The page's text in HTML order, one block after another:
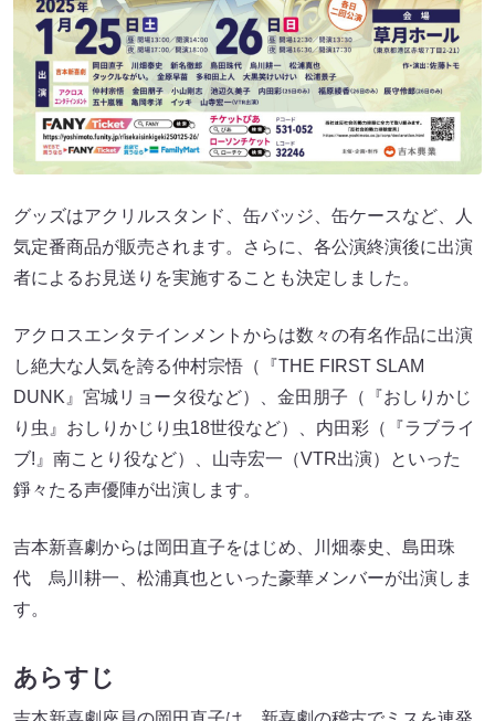
グッズはアクリルスタンド、缶バッジ、缶ケースなど、人
気定番商品が販売されます。さらに、各公演終演後に出演
者によるお見送りを実施することも決定しました。
アクロスエンタテインメントからは数々の有名作品に出演
し絶大な人気を誇る仲村宗悟（『THE FIRST SLAM
DUNK』宮城リョータ役など）、金田朋子（『おしりかじ
り虫』おしりかじり虫18世役など）、内田彩（『ラブライ
ブ!』南ことり役など）、山寺宏一（VTR出演）といった
錚々たる声優陣が出演します。
吉本新喜劇からは岡田直子をはじめ、川畑泰史、島田珠
代 烏川耕一、松浦真也といった豪華メンバーが出演しま
す。
あらすじ